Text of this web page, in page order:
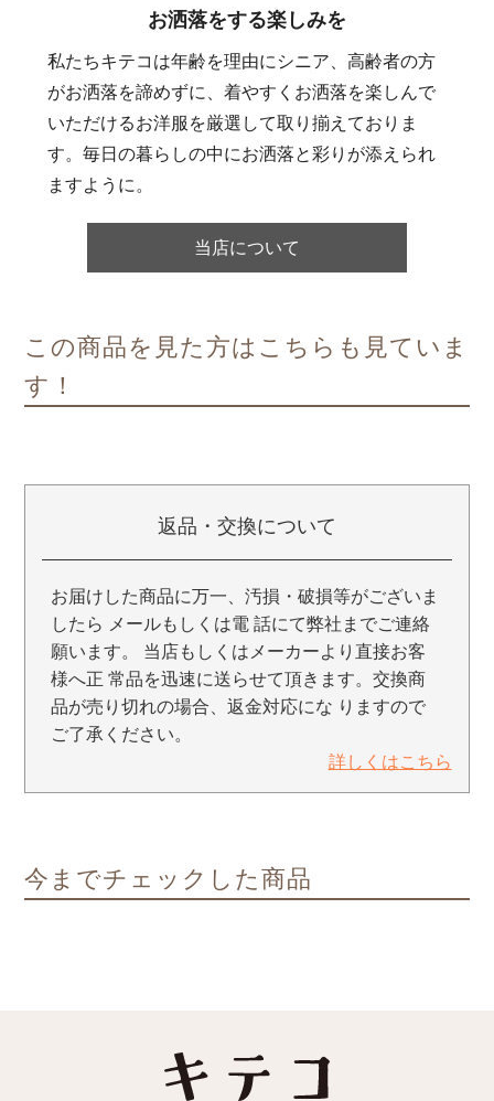
お洒落をする楽しみを
私たちキテコは年齢を理由にシニア、高齢者の方
がお洒落を諦めずに、着やすくお洒落を楽しんで
いただけるお洋服を厳選して取り揃えておりま
す。毎日の暮らしの中にお洒落と彩りが添えられ
ますように。
当店について
この商品を見た方はこちらも見ていま
す！
返品・交換について
お届けした商品に万一、汚損・破損等がございま
したら メールもしくは電 話にて弊社までご連絡
願います。 当店もしくはメーカーより直接お客
様へ正 常品を迅速に送らせて頂きます。交換商
品が売り切れの場合、返金対応にな りますので
ご了承ください。
詳しくはこちら
今までチェックした商品